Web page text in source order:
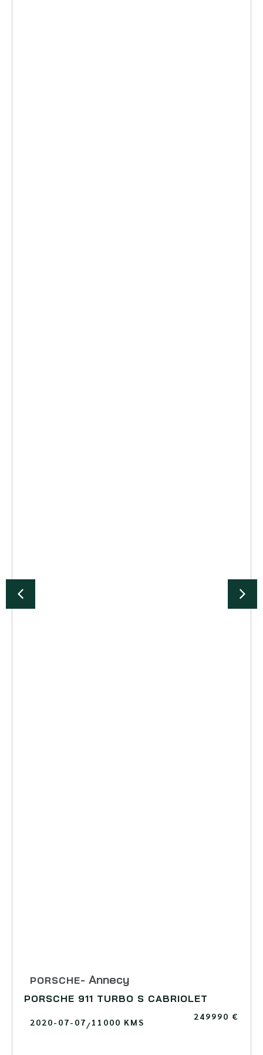
MCLAREN- Annecy
MCLAREN 570 GT
2017-05-17/45000 KMS
142990 €